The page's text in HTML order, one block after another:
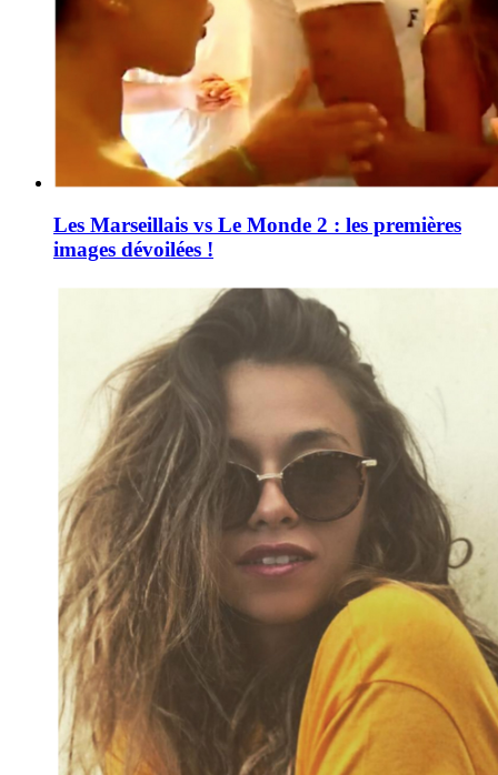
Les Marseillais vs Le Monde 2 : les premières
images dévoilées !